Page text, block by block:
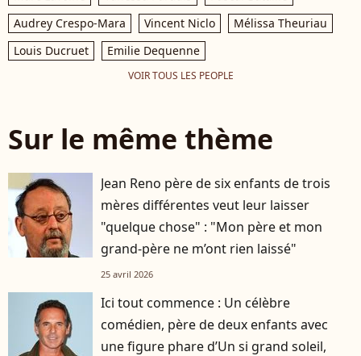
Audrey Crespo-Mara
Vincent Niclo
Mélissa Theuriau
Louis Ducruet
Emilie Dequenne
VOIR TOUS LES PEOPLE
Sur le même thème
Jean Reno père de six enfants de trois
mères différentes veut leur laisser
"quelque chose" : "Mon père et mon
grand-père ne m’ont rien laissé"
25 avril 2026
Ici tout commence : Un célèbre
comédien, père de deux enfants avec
une figure phare d’Un si grand soleil,